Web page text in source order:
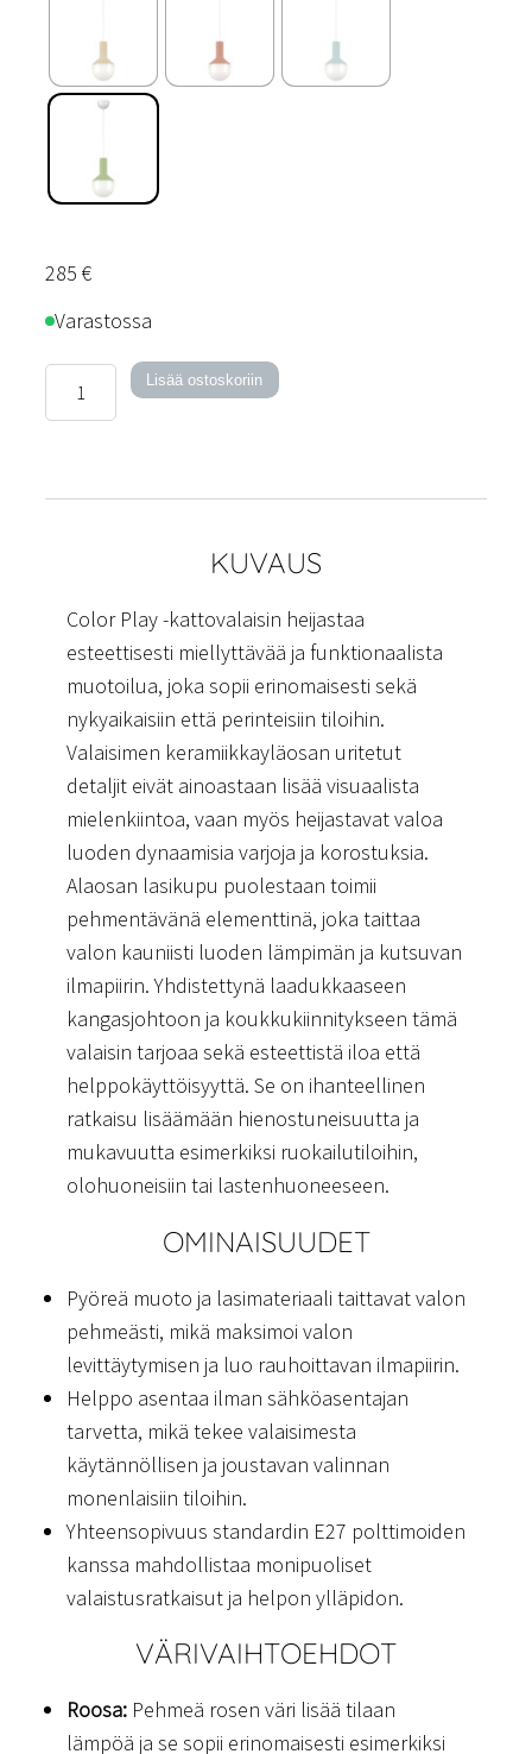
285 €
Varastossa
Play
Lisää ostoskoriin
KUVAUS
Color Play -kattovalaisin heijastaa
esteettisesti miellyttävää ja funktionaalista
muotoilua, joka sopii erinomaisesti sekä
nykyaikaisiin että perinteisiin tiloihin.
Valaisimen keramiikkayläosan uritetut
detaljit eivät ainoastaan lisää visuaalista
mielenkiintoa, vaan myös heijastavat valoa
luoden dynaamisia varjoja ja korostuksia.
Alaosan lasikupu puolestaan toimii
pehmentävänä elementtinä, joka taittaa
valon kauniisti luoden lämpimän ja kutsuvan
ilmapiirin. Yhdistettynä laadukkaaseen
kangasjohtoon ja koukkukiinnitykseen tämä
valaisin tarjoaa sekä esteettistä iloa että
helppokäyttöisyyttä. Se on ihanteellinen
ratkaisu lisäämään hienostuneisuutta ja
mukavuutta esimerkiksi ruokailutiloihin,
olohuoneisiin tai lastenhuoneeseen.
OMINAISUUDET
Pyöreä muoto ja lasimateriaali taittavat valon
pehmeästi, mikä maksimoi valon
levittäytymisen ja luo rauhoittavan ilmapiirin.
Helppo asentaa ilman sähköasentajan
tarvetta, mikä tekee valaisimesta
käytännöllisen ja joustavan valinnan
monenlaisiin tiloihin.
Yhteensopivuus standardin E27 polttimoiden
kanssa mahdollistaa monipuoliset
valaistusratkaisut ja helpon ylläpidon.
VÄRIVAIHTOEHDOT
Roosa: Pehmeä rosen väri lisää tilaan
lämpöä ja se sopii erinomaisesti esimerkiksi